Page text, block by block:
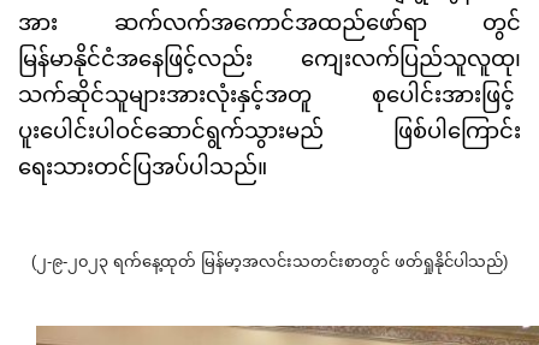
အား ဆက်လက်အကောင်အထည်ဖော်ရာ တွင်
မြန်မာနိုင်ငံအနေဖြင့်လည်း ကျေးလက်ပြည်သူလူထု၊
သက်ဆိုင်သူများအားလုံးနှင့်အတူ စုပေါင်းအားဖြင့်
ပူးပေါင်းပါဝင်ဆောင်ရွက်သွားမည် ဖြစ်ပါကြောင်း
ရေးသားတင်ပြအပ်ပါသည်။
(၂-၉-၂၀၂၃ ရက်နေ့ထုတ် မြန်မာ့အလင်းသတင်းစာတွင် ဖတ်ရှုနိုင်ပါသည်)